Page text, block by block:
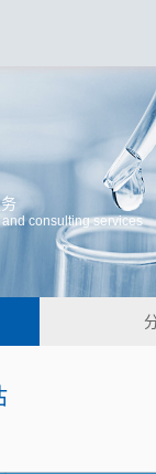
consulting services